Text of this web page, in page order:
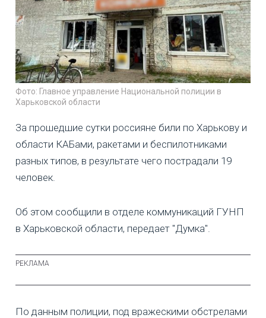
Фото: Главное управление Национальной полиции в
Харьковской области
За прошедшие сутки россияне били по Харькову и
области КАБами, ракетами и беспилотниками
разных типов, в результате чего пострадали 19
человек.
Об этом сообщили в отделе коммуникаций ГУНП
в Харьковской области, передает "Думка".
По данным полиции, под вражескими обстрелами